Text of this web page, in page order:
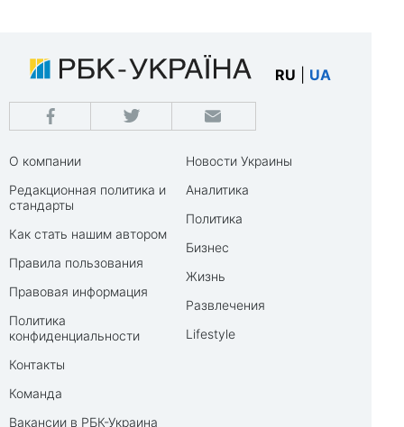
RU UA
О компании
Редакционная политика и
стандарты
Как стать нашим автором
Правила пользования
Правовая информация
Политика
конфиденциальности
Контакты
Команда
Вакансии в РБК-Украина
Новости Украины
Аналитика
Политика
Бизнес
Жизнь
Развлечения
Lifestyle